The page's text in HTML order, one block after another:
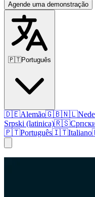
Agende uma demonstração
🇵🇹Português
🇩🇪Alemão🇬🇧🇳🇱
Srpski (latinica)🇷🇸
🇵🇹Português🇮🇹Italiano